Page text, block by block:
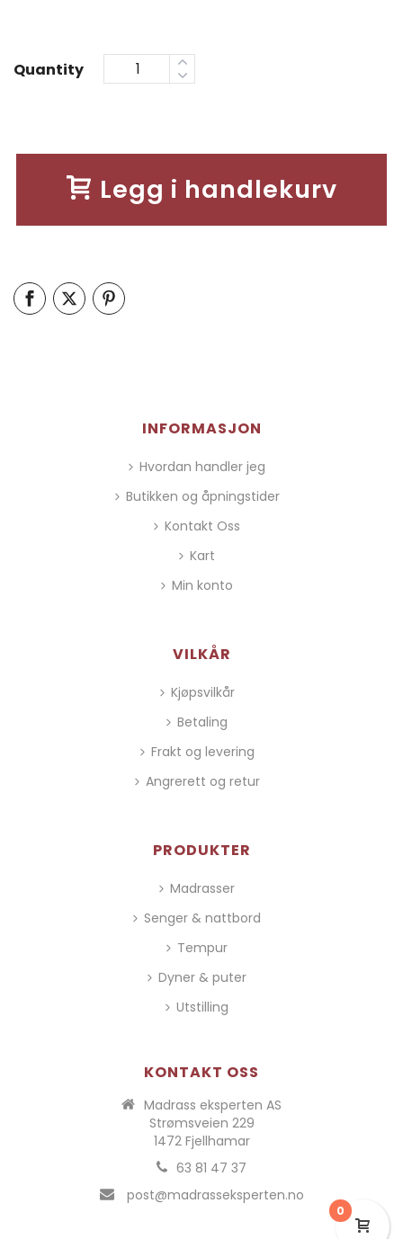
Quantity
Legg i handlekurv
INFORMASJON
Hvordan handler jeg
Butikken og åpningstider
Kontakt Oss
Kart
Min konto
VILKÅR
Kjøpsvilkår
Betaling
Frakt og levering
Angrerett og retur
PRODUKTER
Madrasser
Senger & nattbord
Tempur
Dyner & puter
Utstilling
KONTAKT OSS
Madrass eksperten AS
Strømsveien 229
1472 Fjellhamar
63 81 47 37
post@madrasseksperten.no
0